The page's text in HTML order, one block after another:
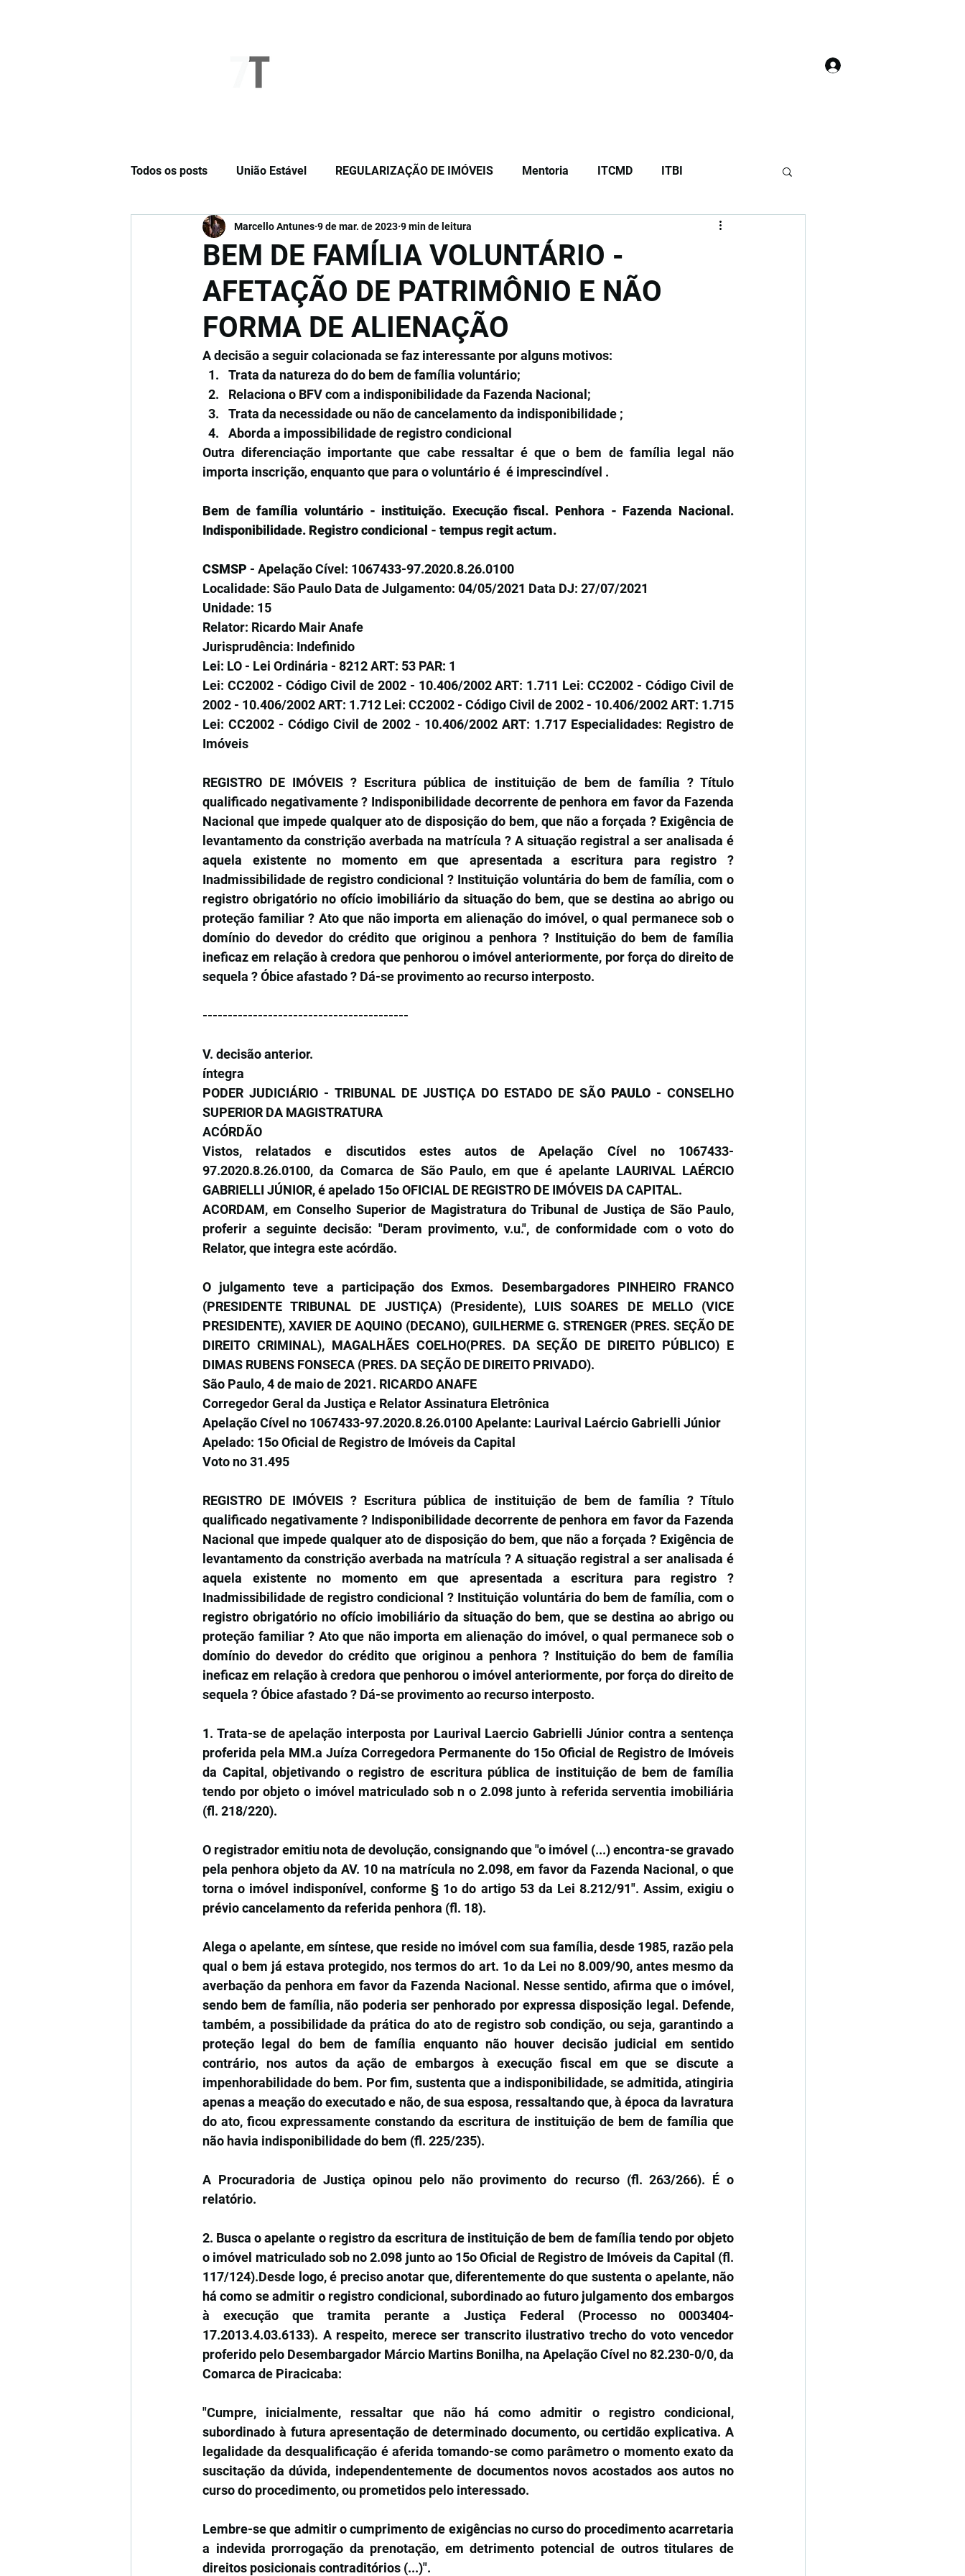
Todos os posts União Estável REGULARIZAÇÃO DE IMÓVEIS Mentoria ITCMD ITBI
Cláusulas Especiais Opinião Registro de Imóveis
BEM DE FAMÍLIA VOLUNTÁRIO -
AFETAÇÃO DE PATRIMÔNIO E NÃO
FORMA DE ALIENAÇÃO
Marcello Antunes 9 de mar. de 2023 9 min de leitura
A decisão a seguir colacionada se faz interessante por alguns motivos:
Trata da natureza do do bem de família voluntário;
Relaciona o BFV com a indisponibilidade da Fazenda Nacional;
Trata da necessidade ou não de cancelamento da indisponibilidade ;
Aborda a impossibilidade de registro condicional
Outra diferenciação importante que cabe ressaltar é que o bem de família legal não
importa inscrição, enquanto que para o voluntário é  é imprescindível .
Bem de família voluntário - instituição. Execução fiscal. Penhora - Fazenda Nacional.
Indisponibilidade. Registro condicional - tempus regit actum.
CSMSP - Apelação Cível: 1067433-97.2020.8.26.0100
Localidade: São Paulo Data de Julgamento: 04/05/2021 Data DJ: 27/07/2021
Unidade: 15
Relator: Ricardo Mair Anafe
Jurisprudência: Indefinido
Lei: LO - Lei Ordinária - 8212 ART: 53 PAR: 1
Lei: CC2002 - Código Civil de 2002 - 10.406/2002 ART: 1.711 Lei: CC2002 - Código Civil de
2002 - 10.406/2002 ART: 1.712 Lei: CC2002 - Código Civil de 2002 - 10.406/2002 ART: 1.715
Lei: CC2002 - Código Civil de 2002 - 10.406/2002 ART: 1.717 Especialidades: Registro de
Imóveis
REGISTRO DE IMÓVEIS ? Escritura pública de instituição de bem de família ? Título
qualificado negativamente ? Indisponibilidade decorrente de penhora em favor da Fazenda
Nacional que impede qualquer ato de disposição do bem, que não a forçada ? Exigência de
levantamento da constrição averbada na matrícula ? A situação registral a ser analisada é
aquela existente no momento em que apresentada a escritura para registro ?
Inadmissibilidade de registro condicional ? Instituição voluntária do bem de família, com o
registro obrigatório no ofício imobiliário da situação do bem, que se destina ao abrigo ou
proteção familiar ? Ato que não importa em alienação do imóvel, o qual permanece sob o
domínio do devedor do crédito que originou a penhora ? Instituição do bem de família
ineficaz em relação à credora que penhorou o imóvel anteriormente, por força do direito de
sequela ? Óbice afastado ? Dá-se provimento ao recurso interposto.
-----------------------------------------
V. decisão anterior.
íntegra
PODER JUDICIÁRIO - TRIBUNAL DE JUSTIÇA DO ESTADO DE SÃO PAULO - CONSELHO
SUPERIOR DA MAGISTRATURA
ACÓRDÃO
Vistos, relatados e discutidos estes autos de Apelação Cível no 1067433-
97.2020.8.26.0100, da Comarca de São Paulo, em que é apelante LAURIVAL LAÉRCIO
GABRIELLI JÚNIOR, é apelado 15o OFICIAL DE REGISTRO DE IMÓVEIS DA CAPITAL.
ACORDAM, em Conselho Superior de Magistratura do Tribunal de Justiça de São Paulo,
proferir a seguinte decisão: "Deram provimento, v.u.", de conformidade com o voto do
Relator, que integra este acórdão.
O julgamento teve a participação dos Exmos. Desembargadores PINHEIRO FRANCO
(PRESIDENTE TRIBUNAL DE JUSTIÇA) (Presidente), LUIS SOARES DE MELLO (VICE
PRESIDENTE), XAVIER DE AQUINO (DECANO), GUILHERME G. STRENGER (PRES. SEÇÃO DE
DIREITO CRIMINAL), MAGALHÃES COELHO(PRES. DA SEÇÃO DE DIREITO PÚBLICO) E
DIMAS RUBENS FONSECA (PRES. DA SEÇÃO DE DIREITO PRIVADO).
São Paulo, 4 de maio de 2021. RICARDO ANAFE
Corregedor Geral da Justiça e Relator Assinatura Eletrônica
Apelação Cível no 1067433-97.2020.8.26.0100 Apelante: Laurival Laércio Gabrielli Júnior
Apelado: 15o Oficial de Registro de Imóveis da Capital
Voto no 31.495
REGISTRO DE IMÓVEIS ? Escritura pública de instituição de bem de família ? Título
qualificado negativamente ? Indisponibilidade decorrente de penhora em favor da Fazenda
Nacional que impede qualquer ato de disposição do bem, que não a forçada ? Exigência de
levantamento da constrição averbada na matrícula ? A situação registral a ser analisada é
aquela existente no momento em que apresentada a escritura para registro ?
Inadmissibilidade de registro condicional ? Instituição voluntária do bem de família, com o
registro obrigatório no ofício imobiliário da situação do bem, que se destina ao abrigo ou
proteção familiar ? Ato que não importa em alienação do imóvel, o qual permanece sob o
domínio do devedor do crédito que originou a penhora ? Instituição do bem de família
ineficaz em relação à credora que penhorou o imóvel anteriormente, por força do direito de
sequela ? Óbice afastado ? Dá-se provimento ao recurso interposto.
1. Trata-se de apelação interposta por Laurival Laercio Gabrielli Júnior contra a sentença
proferida pela MM.a Juíza Corregedora Permanente do 15o Oficial de Registro de Imóveis
da Capital, objetivando o registro de escritura pública de instituição de bem de família
tendo por objeto o imóvel matriculado sob n o 2.098 junto à referida serventia imobiliária
(fl. 218/220).
O registrador emitiu nota de devolução, consignando que "o imóvel (...) encontra-se gravado
pela penhora objeto da AV. 10 na matrícula no 2.098, em favor da Fazenda Nacional, o que
torna o imóvel indisponível, conforme § 1o do artigo 53 da Lei 8.212/91". Assim, exigiu o
prévio cancelamento da referida penhora (fl. 18).
Alega o apelante, em síntese, que reside no imóvel com sua família, desde 1985, razão pela
qual o bem já estava protegido, nos termos do art. 1o da Lei no 8.009/90, antes mesmo da
averbação da penhora em favor da Fazenda Nacional. Nesse sentido, afirma que o imóvel,
sendo bem de família, não poderia ser penhorado por expressa disposição legal. Defende,
também, a possibilidade da prática do ato de registro sob condição, ou seja, garantindo a
proteção legal do bem de família enquanto não houver decisão judicial em sentido
contrário, nos autos da ação de embargos à execução fiscal em que se discute a
impenhorabilidade do bem. Por fim, sustenta que a indisponibilidade, se admitida, atingiria
apenas a meação do executado e não, de sua esposa, ressaltando que, à época da lavratura
do ato, ficou expressamente constando da escritura de instituição de bem de família que
não havia indisponibilidade do bem (fl. 225/235).
A Procuradoria de Justiça opinou pelo não provimento do recurso (fl. 263/266). É o
relatório.
2. Busca o apelante o registro da escritura de instituição de bem de família tendo por objeto
o imóvel matriculado sob no 2.098 junto ao 15o Oficial de Registro de Imóveis da Capital (fl.
117/124).Desde logo, é preciso anotar que, diferentemente do que sustenta o apelante, não
há como se admitir o registro condicional, subordinado ao futuro julgamento dos embargos
à execução que tramita perante a Justiça Federal (Processo no 0003404-
17.2013.4.03.6133). A respeito, merece ser transcrito ilustrativo trecho do voto vencedor
proferido pelo Desembargador Márcio Martins Bonilha, na Apelação Cível no 82.230-0/0, da
Comarca de Piracicaba:
"Cumpre, inicialmente, ressaltar que não há como admitir o registro condicional,
subordinado à futura apresentação de determinado documento, ou certidão explicativa. A
legalidade da desqualificação é aferida tomando-se como parâmetro o momento exato da
suscitação da dúvida, independentemente de documentos novos acostados aos autos no
curso do procedimento, ou prometidos pelo interessado.
Lembre-se que admitir o cumprimento de exigências no curso do procedimento acarretaria
a indevida prorrogação da prenotação, em detrimento potencial de outros titulares de
direitos posicionais contraditórios (...)".